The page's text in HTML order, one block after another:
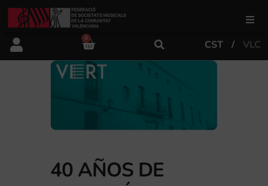
FSMCV
Área educativa
Área artística
0
CST VLC
40 AÑOS DE